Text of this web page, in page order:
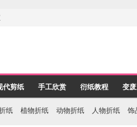
代剪纸 手工欣赏 衍纸教程 变
纸 植物折纸 动物折纸 人物折纸 饰